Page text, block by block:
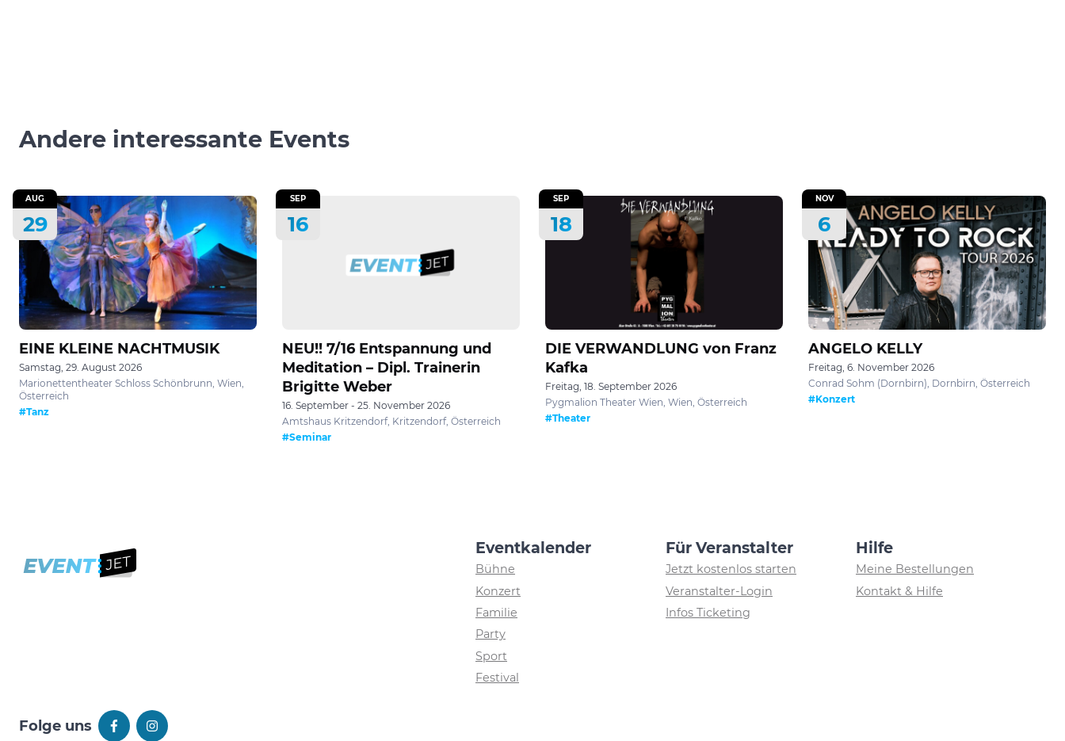
Andere interessante Events
AUG
29
EINE KLEINE NACHTMUSIK
Samstag, 29. August 2026
Marionettentheater Schloss Schönbrunn, Wien,
Österreich
#Tanz
SEP
16
NEU!! 7/16 Entspannung und
Meditation – Dipl. Trainerin
Brigitte Weber
16. September - 25. November 2026
Amtshaus Kritzendorf, Kritzendorf, Österreich
#Seminar
SEP
18
DIE VERWANDLUNG von Franz
Kafka
Freitag, 18. September 2026
Pygmalion Theater Wien, Wien, Österreich
#Theater
NOV
6
ANGELO KELLY
Freitag, 6. November 2026
Conrad Sohm (Dornbirn), Dornbirn, Österreich
#Konzert
Eventkalender
Bühne
Konzert
Familie
Party
Sport
Festival
Für Veranstalter
Jetzt kostenlos starten
Veranstalter-Login
Infos Ticketing
Hilfe
Meine Bestellungen
Kontakt & Hilfe
Folge uns